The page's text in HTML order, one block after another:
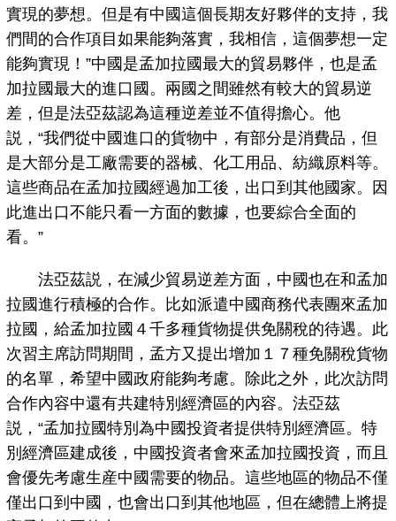
實現的夢想。但是有中國這個長期友好夥伴的支持，我
們間的合作項目如果能夠落實，我相信，這個夢想一定
能夠實現！”中國是孟加拉國最大的貿易夥伴，也是孟
加拉國最大的進口國。兩國之間雖然有較大的貿易逆
差，但是法亞茲認為這種逆差並不值得擔心。他
説，“我們從中國進口的貨物中，有部分是消費品，但
是大部分是工廠需要的器械、化工用品、紡織原料等。
這些商品在孟加拉國經過加工後，出口到其他國家。因
此進出口不能只看一方面的數據，也要綜合全面的
看。”
法亞茲説，在減少貿易逆差方面，中國也在和孟加
拉國進行積極的合作。比如派遣中國商務代表團來孟加
拉國，給孟加拉國４千多種貨物提供免關稅的待遇。此
次習主席訪問期間，孟方又提出增加１７種免關稅貨物
的名單，希望中國政府能夠考慮。除此之外，此次訪問
合作內容中還有共建特別經濟區的內容。法亞茲
説，“孟加拉國特別為中國投資者提供特別經濟區。特
別經濟區建成後，中國投資者會來孟加拉國投資，而且
會優先考慮生産中國需要的物品。這些地區的物品不僅
僅出口到中國，也會出口到其他地區，但在總體上將提